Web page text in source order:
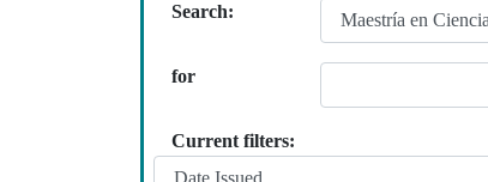
Search:
for
Current filters: